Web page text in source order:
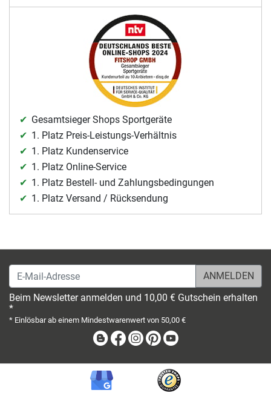
Gesamtsieger Shops Sportgeräte
1. Platz Preis-Leistungs-Verhältnis
1. Platz Kundenservice
1. Platz Online-Service
1. Platz Bestell- und Zahlungsbedingungen
1. Platz Versand / Rücksendung
E-Mail-Adresse
Beim Newsletter anmelden und 10,00 € Gutschein erhalten
*
* Einlösbar ab einem Mindestwarenwert von 50,00 €
BlogFacebook
Instagram
Pinterest